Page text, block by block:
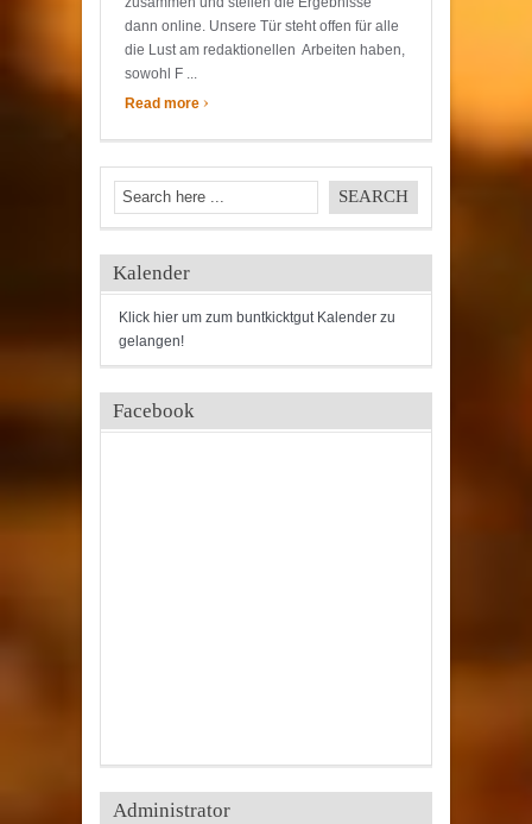
dann online. Unsere Tür steht offen für alle
die Lust am redaktionellen Arbeiten haben,
sowohl F ...
Read more ›
Kalender
Klick hier um zum buntkicktgut Kalender zu
gelangen!
Facebook
Administrator